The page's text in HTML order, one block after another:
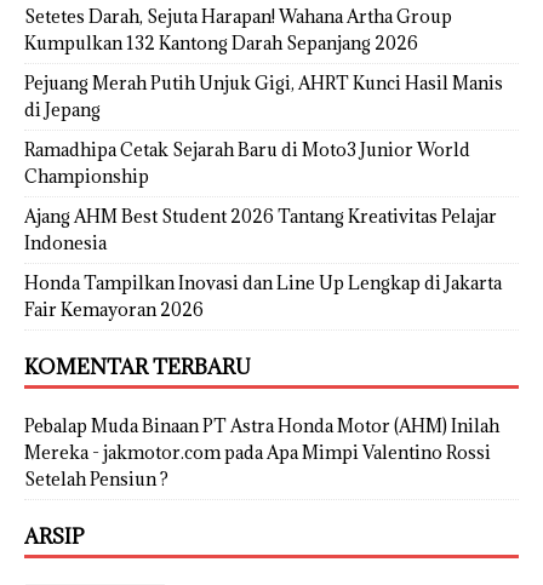
Setetes Darah, Sejuta Harapan! Wahana Artha Group
Kumpulkan 132 Kantong Darah Sepanjang 2026
Pejuang Merah Putih Unjuk Gigi, AHRT Kunci Hasil Manis
di Jepang
Ramadhipa Cetak Sejarah Baru di Moto3 Junior World
Championship
Ajang AHM Best Student 2026 Tantang Kreativitas Pelajar
Indonesia
Honda Tampilkan Inovasi dan Line Up Lengkap di Jakarta
Fair Kemayoran 2026
KOMENTAR TERBARU
Pebalap Muda Binaan PT Astra Honda Motor (AHM) Inilah
Mereka - jakmotor.compada Apa Mimpi Valentino Rossi
Setelah Pensiun ?
ARSIP